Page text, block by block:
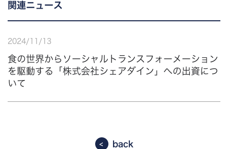
関連ニュース
2024/ / 13
食の世界からソーシャルトランスフォーメーション
を駆動する「株式会社シェアダイン」への出資につ
いて
back